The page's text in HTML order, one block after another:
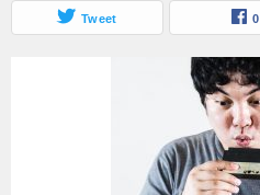
Tweet 0